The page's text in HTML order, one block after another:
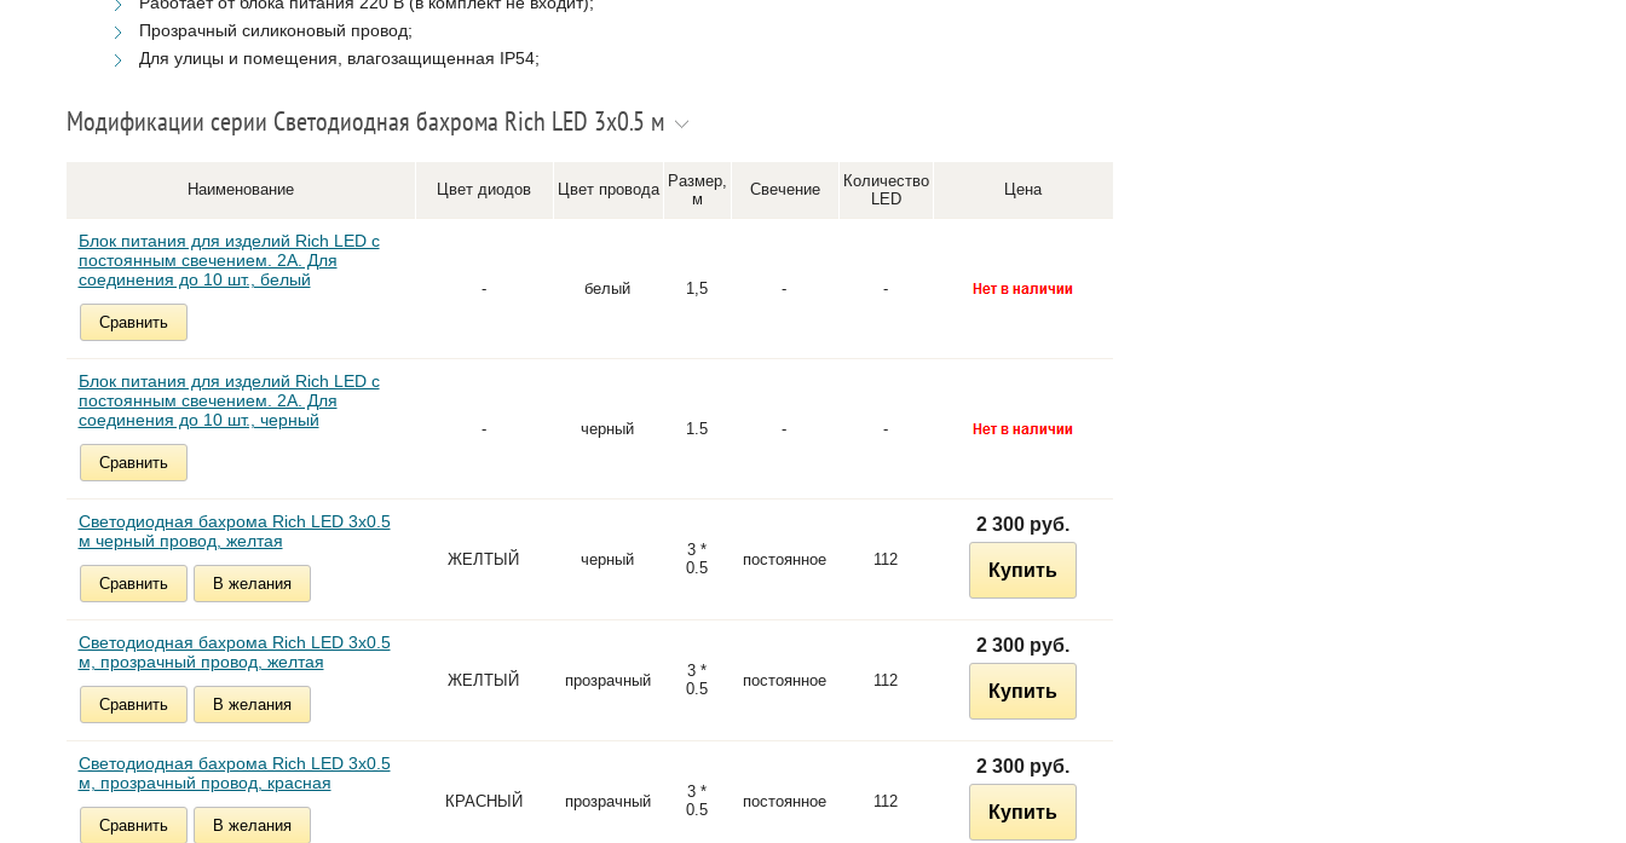
Прозрачный силиконовый провод;
Для улицы и помещения, влагозащищенная IP54;
Модификации серии Светодиодная бахрома Rich LED 3х0.5 м
Наименование Цвет диодов Цвет провода
Размер,
м
Свечение
Количество
LED
Цена
Блок питания для изделий Rich LED с
постоянным свечением. 2А. Для
соединения до 10 шт., белый
Сравнить
- белый 1,5 - -
Блок питания для изделий Rich LED с
постоянным свечением. 2А. Для
соединения до 10 шт., черный
Сравнить
- черный 1.5 - -
Светодиодная бахрома Rich LED 3х0.5
м черный провод, желтая
Сравнить В желания
ЖЕЛТЫЙ черный
3 *
0.5
постоянное 112
2 300 руб.
Купить
Светодиодная бахрома Rich LED 3х0.5
м, прозрачный провод, желтая
Сравнить В желания
ЖЕЛТЫЙ прозрачный
3 *
0.5
постоянное 112
2 300 руб.
Купить
Светодиодная бахрома Rich LED 3х0.5
м, прозрачный провод, красная
Сравнить В желания
КРАСНЫЙ прозрачный
3 *
0.5
постоянное 112
2 300 руб.
Купить